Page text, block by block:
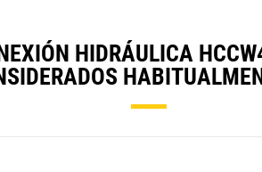
HIDRÁULICA